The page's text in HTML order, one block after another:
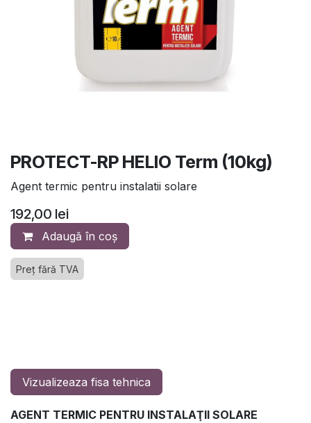
PROTECT-RP HELIO Term (10kg)
Agent termic pentru instalatii solare
192,00 lei
Adaugă în coș
Preț fără TVA
Vizualizeaza fisa tehnica
AGENT TERMIC PENTRU INSTALAŢII SOLARE